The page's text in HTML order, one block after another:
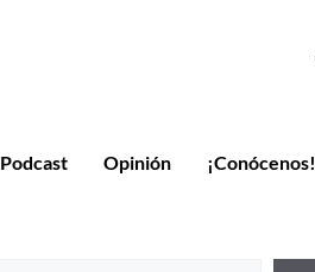
Podcast Opinión ¡Conócenos!